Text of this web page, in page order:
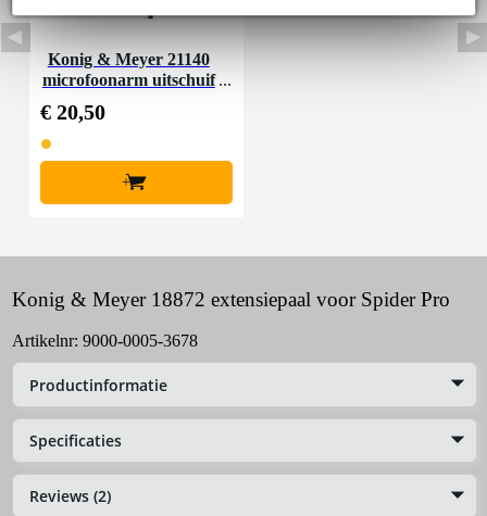
Konig & Meyer 21140
microfoonarm uitschuif
€ 20,50
+
Konig & Meyer 18872 extensiepaal voor Spider Pro
Artikelnr: 9000-0005-3678
Productinformatie
Specificaties
Reviews (2)